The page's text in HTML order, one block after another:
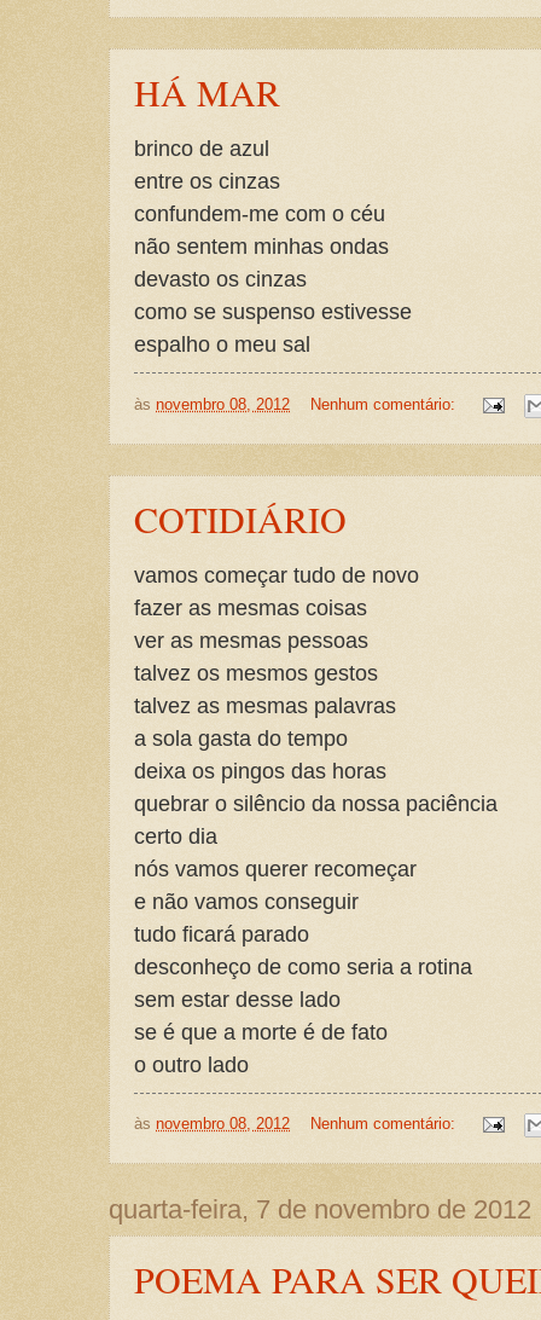
HÁ MAR
brinco de azul
entre os cinzas
confundem-me com o céu
não sentem minhas ondas
devasto os cinzas
como se suspenso estivesse
espalho o meu sal
às novembro 08, 2012 Nenhum comentário:
COTIDIÁRIO
vamos começar tudo de novo
fazer as mesmas coisas
ver as mesmas pessoas
talvez os mesmos gestos
talvez as mesmas palavras
a sola gasta do tempo
deixa os pingos das horas
quebrar o silêncio da nossa paciência
certo dia
nós vamos querer recomeçar
e não vamos conseguir
tudo ficará parado
desconheço de como seria a rotina
sem estar desse lado
se é que a morte é de fato
o outro lado
às novembro 08, 2012 Nenhum comentário:
quarta-feira, 7 de novembro de 2012
POEMA PARA SER